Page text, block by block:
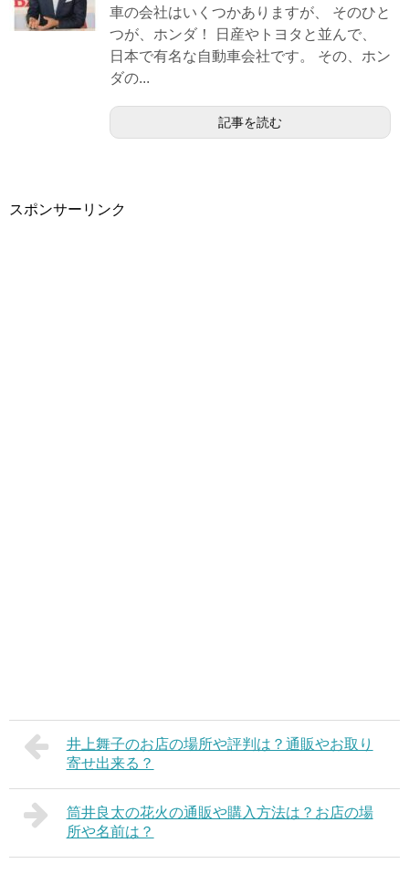
車の会社はいくつかありますが、 そのひと
つが、ホンダ！ 日産やトヨタと並んで、
日本で有名な自動車会社です。 その、ホン
ダの...
記事を読む
スポンサーリンク
井上舞子のお店の場所や評判は？通販やお取り
寄せ出来る？
筒井良太の花火の通販や購入方法は？お店の場
所や名前は？